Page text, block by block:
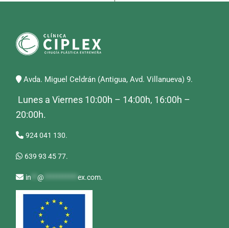
Avda. Miguel Celdrán (Antigua, Avd. Villanueva) 9.
Lunes a Viernes 10:00h – 14:00h, 16:00h –
20:00h.
924 041 130.
639 93 45 77.
in **@ ***********ex.com.